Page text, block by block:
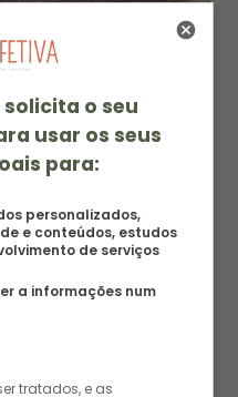
foi inspirada nas
Lá são 9
barraquinhas até
cozinhas também
a todos os
o seu
usar os seus
para:
personalizados,
e conteúdos, estudos
de serviços
a informações num
tratados, e as